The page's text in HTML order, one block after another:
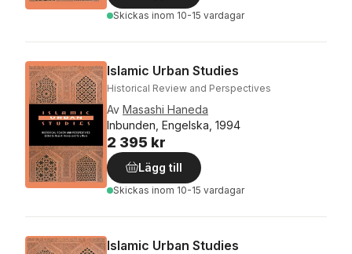
Skickas inom 10-15 vardagar
Islamic Urban Studies
Historical Review and Perspectives
Av Masashi Haneda
Inbunden, Engelska, 1994
2 395 kr
Lägg till
Skickas inom 10-15 vardagar
Islamic Urban Studies